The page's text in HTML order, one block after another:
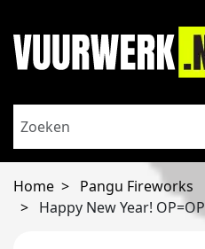
Home
Pangu Fireworks
Happy New Year! OP=OP